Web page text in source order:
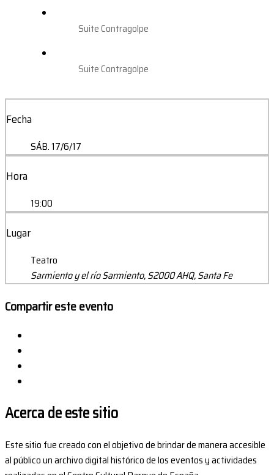
Suite Contragolpe
Suite Contragolpe
Fecha
SÁB. 17/6/17
Hora
19:00
Lugar
Teatro
Sarmiento y el río Sarmiento, S2000 AHQ, Santa Fe
Compartir este evento
Acerca de este sitio
Este sitio fue creado con el objetivo de brindar de manera accesible
al público un archivo digital histórico de los eventos y actividades